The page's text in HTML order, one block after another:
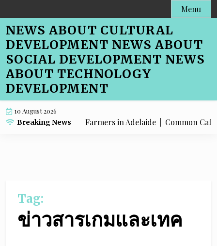
to
content
Menu
NEWS ABOUT CULTURAL
DEVELOPMENT NEWS ABOUT
SOCIAL DEVELOPMENT NEWS
ABOUT TECHNOLOGY
DEVELOPMENT
10 August 2026
Breaking News
Cafe Menu SEO for Farmers in Adelaide |Common Cafe
Tag:
ข่าวสารเกมและเทค